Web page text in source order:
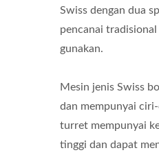
Swiss dengan dua
pencanai
gunakan.
Mesin jenis Swiss
dan mempunyai
turret mempunyai
tinggi dan dapat